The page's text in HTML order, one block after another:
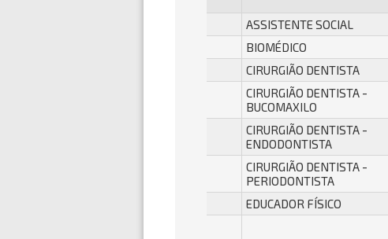
ASSISTENTE SOCIAL
BIOMÉDICO
CIRURGIÃO DENTISTA
CIRURGIÃO DENTISTA -
BUCOMAXILO
CIRURGIÃO DENTISTA -
ENDODONTISTA
CIRURGIÃO DENTISTA -
PERIODONTISTA
EDUCADOR FÍSICO